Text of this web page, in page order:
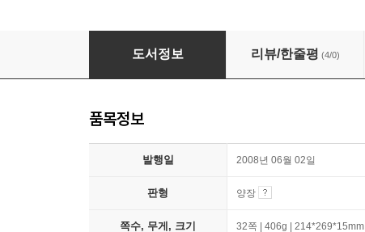
꽃 할아버지의 선물
도서정보 리뷰/한줄평 (4/0)
품목정보
발행일 2008년 06월 02일
판형 양장
쪽수, 무게, 크기 32쪽 | 406g | 214*269*15mm